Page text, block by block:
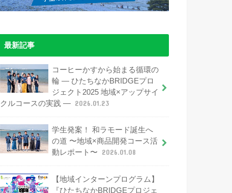
最新記事
コーヒーかすから始まる循環の
輪 ― ひたちなかBRIDGEプロ
ジェクト2025 地域×アップサイ
クルコースの実践 ― 2026.01.23
学生発案！ 和ラモード誕生へ
の道 〜地域×商品開発コース活
動レポート〜
2026.01.08
【地域インターンプログラム】
『ひたちなかBRIDGEプロジェ